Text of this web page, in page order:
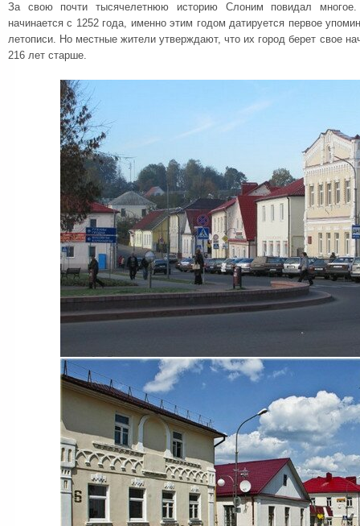
За свою почти тысячелетнюю историю Слоним повидал многое.
начинается с 1252 года, именно этим годом датируется первое
летописи. Но местные жители утверждают, что их город берет свое
216 лет старше.